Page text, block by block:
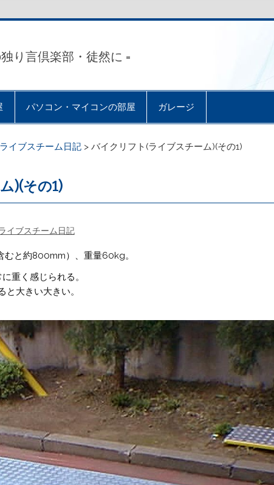
り言倶楽部・徒然に =
パソコン・マイコンの部屋 ガレージ
ライブスチーム日記 >バイクリフト(ライブスチーム)(その1)
)(その1)
イブスチーム日記
と約800mm）、重量60kg。
重く感じられる。
大きい大きい。